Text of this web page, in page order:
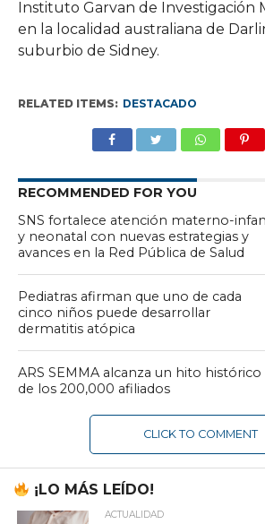
Instituto Garvan de Investigación
en la localidad australiana de
suburbio de Sidney.
RELATED ITEMS: DESTACADO
RECOMMENDED FOR YOU
SNS fortalece atención materno-
y neonatal con nuevas estrategias y
avances en la Red Pública de Salud
Pediatras afirman que uno de cada
cinco niños puede desarrollar
dermatitis atópica
ARS SEMMA alcanza un hito histórico
de los 200,000 afiliados
CLICK TO COMMENT
¡LO MÁS LEÍDO!
ACTUALIDAD